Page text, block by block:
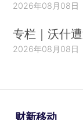
2026年08月08日
专栏｜沃什
2026年08月08日
财新移动